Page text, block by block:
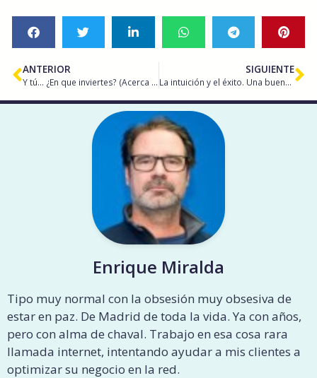
ANTERIOR
Y tú… ¿En que inviertes? (Acerca de lo importante en la vida)
SIGUIENTE
La intuición y el éxito. Una buena pareja.
Enrique Miralda
Tipo muy normal con la obsesión muy obsesiva de
estar en paz. De Madrid de toda la vida. Ya con años,
pero con alma de chaval. Trabajo en esa cosa rara
llamada internet, intentando ayudar a mis clientes a
optimizar su negocio en la red.